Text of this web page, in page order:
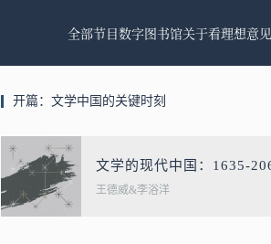
全部节目数字图书馆关于看理想意
开篇：文学中国的关键时刻
文学的现代中国：1635-
王德威&李浴洋